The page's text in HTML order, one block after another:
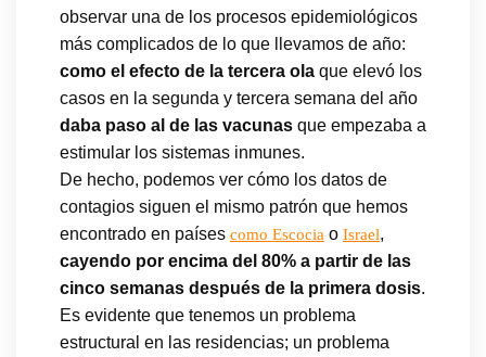
observar una de los procesos epidemiológicos
más complicados de lo que llevamos de año:
como el efecto de la tercera ola que elevó los
casos en la segunda y tercera semana del año
daba paso al de las vacunas que empezaba a
estimular los sistemas inmunes.
De hecho, podemos ver cómo los datos de
contagios siguen el mismo patrón que hemos
encontrado en países como Escocia o Israel,
cayendo por encima del 80% a partir de las
cinco semanas después de la primera dosis.
Es evidente que tenemos un problema
estructural en las residencias; un problema